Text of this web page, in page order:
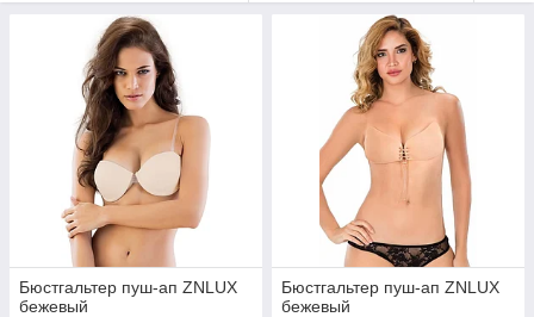
Бюстгальтер пуш-ап ZNLUX
бежевый
Бюстгальтер пуш-ап ZNLUX
бежевый